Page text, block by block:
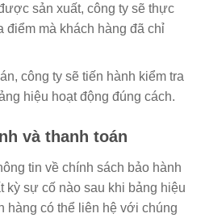
sản xuất, công ty sẽ thực
điểm mà khách hàng đã chỉ
công ty sẽ tiến hành kiểm tra
hiệu hoạt động đúng cách.
và thanh toán
tin về chính sách bảo hành
kỳ sự cố nào sau khi bảng hiệu
hàng có thể liên hệ với chúng